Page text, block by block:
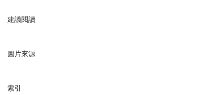
建議閱讀
圖片來源
索引